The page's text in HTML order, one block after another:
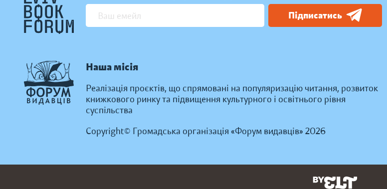
Підписатись
Наша місія
Реалізація проєктів, що спрямовані на популяризацію читання, розвиток
книжкового ринку та підвищення культурного і освітнього рівня
суспільства
Copyright© Громадська організація «Форум видавців» 2026